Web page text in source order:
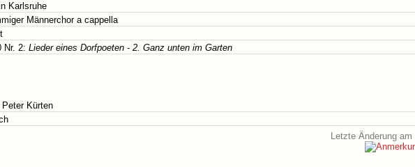
Karlsruhe
Männerchor a cappella
Nr. 2: Lieder eines Dorfpoeten - 2. Ganz unten im Garten
Peter Kürten
Letzte Änderung